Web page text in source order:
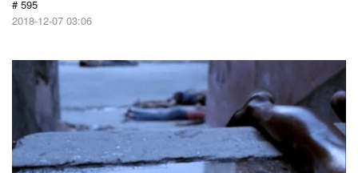
# 595
2018-12-07 03:06